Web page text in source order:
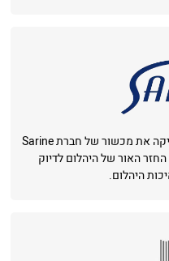
IDC היא החברה היחידה בישראל המחזיקה את מכשור של חברת Sarine
האור של היהלום לדיוק
היהלום.